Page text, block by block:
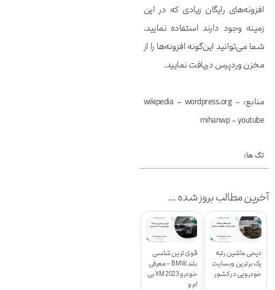
افزونه‌های رایگان زیادی که در این
زمینه وجود دارند استفاده نمایید.
شما می‌توانید این‌گونه افزونه‌ها را از
مخزن وردپرس دریافت نمایید.
منابع: wikipedia – wordpress.org –
mihanwp – youtube
تگ ها:
آخرین مطالب بروز شده ...
دیجی ماشین رتبه
یک برترین وبسایت
خودرویی در کشور
قوی ترین شاسی
بلند BMW – معرفی
خودرو XM 2023 بی
ام و